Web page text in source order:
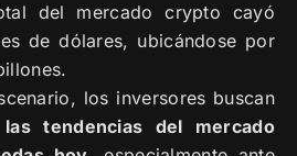
del mercado crypto cayó
de dólares, ubicándose por
los inversores buscan
las tendencias del mercado